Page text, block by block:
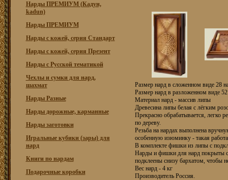
Нарды ПРЕМИУМ (Кадун,
kadun)
Нарды ПРЕМИУМ
Нарды с кожей, серия Стандарт
Нарды с кожей, серия Презент
Нарды с Русской тематикой
Чехлы и сумки для нард,
шахмат
Нарды Разные
Нарды дорожные, карманные
Нарды заготовки
Игральные кубики (зары) для
нард
Книги по нардам
Подарочные коробки
Размер нард в сложенном виде 28
Размер нард в разложенном виде
Материал нард - массив липы
Древесина липы белая с лёгким
Прекрасно обрабатывается, легко
по дереву.
Резьба на нардах выполнена
особенную изюминку - такая
В комплекте фишки из липы с
Нарды и фишки для нард покрыты
подклеены снизу бархатом, чтобы
Вес нард - 4 кг
Производитель Россия.